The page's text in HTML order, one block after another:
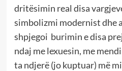
dritësimin real disa
simbolizmi modernist dhe
shpjegoi burimin e disa
ndaj me lexuesin, me
ta ndjerë (jo kuptuar) më